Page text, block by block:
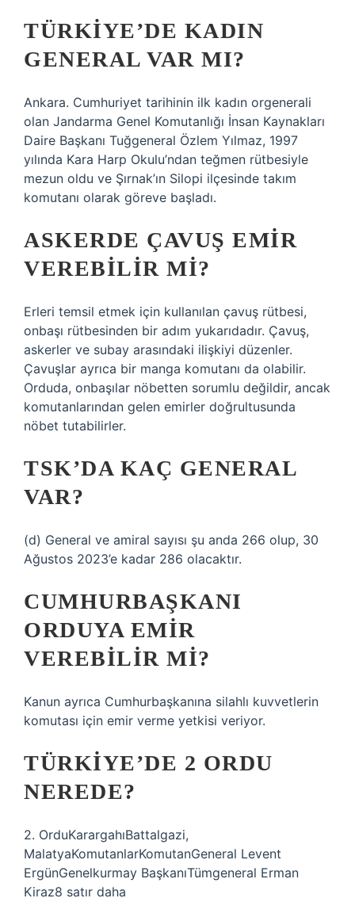
TÜRKIYE’DE KADIN
GENERAL VAR MI?
Ankara. Cumhuriyet tarihinin ilk kadın orgenerali
olan Jandarma Genel Komutanlığı İnsan Kaynakları
Daire Başkanı Tuğgeneral Özlem Yılmaz, 1997
yılında Kara Harp Okulu’ndan teğmen rütbesiyle
mezun oldu ve Şırnak’ın Silopi ilçesinde takım
komutanı olarak göreve başladı.
ASKERDE ÇAVUŞ EMIR
VEREBILIR MI?
Erleri temsil etmek için kullanılan çavuş rütbesi,
onbaşı rütbesinden bir adım yukarıdadır. Çavuş,
askerler ve subay arasındaki ilişkiyi düzenler.
Çavuşlar ayrıca bir manga komutanı da olabilir.
Orduda, onbaşılar nöbetten sorumlu değildir, ancak
komutanlarından gelen emirler doğrultusunda
nöbet tutabilirler.
TSK’DA KAÇ GENERAL
VAR?
(d) General ve amiral sayısı şu anda 266 olup, 30
Ağustos 2023’e kadar 286 olacaktır.
CUMHURBAŞKANI
ORDUYA EMIR
VEREBILIR MI?
Kanun ayrıca Cumhurbaşkanına silahlı kuvvetlerin
komutası için emir verme yetkisi veriyor.
TÜRKIYE’DE 2 ORDU
NEREDE?
2. OrduKarargahıBattalgazi,
MalatyaKomutanlarKomutanGeneral Levent
ErgünGenelkurmay BaşkanıTümgeneral Erman
Kiraz8 satır daha